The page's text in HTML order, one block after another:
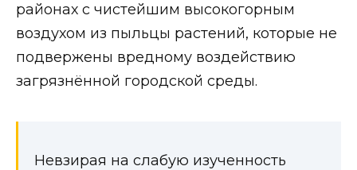
районах с чистейшим высокогорным
воздухом из пыльцы растений, которые не
подвержены вредному воздействию
загрязнённой городской среды.
Невзирая на слабую изученность